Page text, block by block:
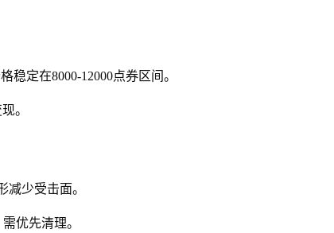
稳定在8000-12000点券区间。
。
减少受击面。
优先清理。